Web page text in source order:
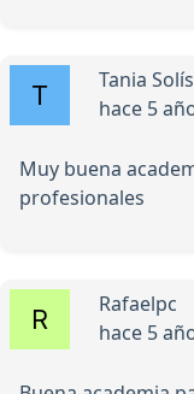
Tania
hace 5
Muy buena
profesionales
Rafaelpc
hace 5